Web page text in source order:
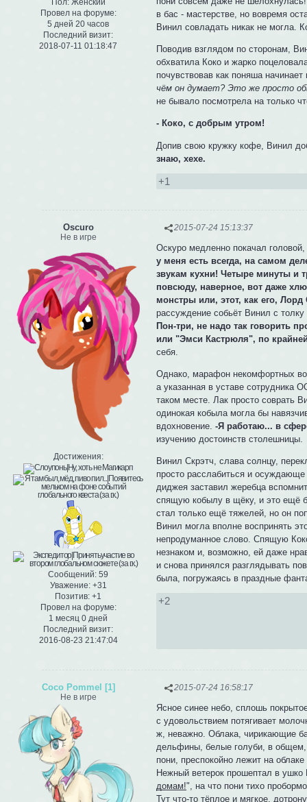
Провел на форуме:
5 дней 20 часов
Последний визит:
2018-07-11 01:18:47
в бас - мастерстве, но вовремя
Винил совладать никак не могла.
Поводив взглядом по сторонам,
обхватила Коко и жарко
почувствовав как поняша
чём он думает? Это же просто
не бывало посмотрела на только
- Коко, с добрым утром!
Допив свою кружку кофе, Винил
знаю, хехе.
+1
2015-07-24 15:13:37
Oscuro
Не в игре
Достижения:
Сообщений: 59
Уважение: +31
Позитив: +1
Провел на форуме:
1 месяц 0 дней
Последний визит:
2016-08-23 21:47:04
Оскуро медленно покачал
у меня есть всегда, на самом
звукам кухни! Четыре минуты и
повсюду, наверное, вот даже
монстры или, этот, как его, Лорд
рассуждение собьёт Винил с
Пон-три, не надо так говорить
или "Эмси Кастрюля", по
себя.
Однако, марафон некомфортных
а указанная в уставе
таком месте. Лак просто соврать
одинокая кобыла могла бы
вдохновение.-Я работаю... в
изучению достоинств столешницы.
Винил Скрэтч, слава солнцу,
просто расслабиться и
диджея заставил жеребца
спящую кобылу в щёку, и это ещё
стал только ещё тяжелей, но он
Винил могла вполне воспринять
непродуманное слово. Спящую
незнаком и, возможно, ей даже
и снова принялся разглядывать
была, погружаясь в праздные
+2
2015-07-24 16:58:17
Coco Pommel [1]
Не в игре
Ясное синее небо, сплошь
с удовольствием потягивает
ж, неважно. Облака, чирикающие
дельфины, белые голуби, в общем,
пони, преспокойно лежит на
Нежный ветерок прошептал в
домам!", на что пони тихо
Тут что-то тёплое и мягкое,